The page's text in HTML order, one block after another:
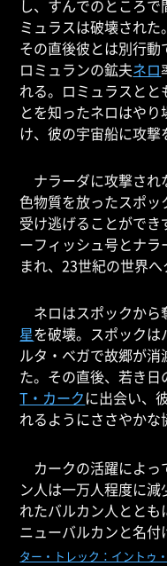
し、すんでのところで
ミュラスは破壊された。
その直後彼とは別行
ロミュランの鉱夫ネロ
れる。ロミュラスと
とを知ったネロはや
け、彼の宇宙船に攻撃
ナラーダに攻撃さ
色物質を放ったスポ
受け逃げることがで
ーフィッシュ号とナ
まれ、23世紀の世界へ
ネロはスポックか
星を破壊。スポック
ルタ・ベガで故郷が
た。その直後、若き
T・カークに出会い、
れるようにささやかな
カークの活躍によ
ン人は一万人程度に
れたバルカン人ととも
ニューバルカンと名
ター・トレック：イントゥ